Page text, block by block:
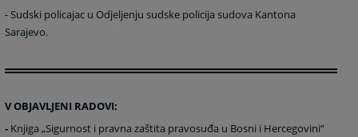
-Sudski policajac u Odjeljenju sudske policija sudova Kantona
Sarajevo.
V OBJAVLJENI RADOVI:
- Knjiga „Sigurnost i pravna zaštita pravosuđa u Bosni i Hercegovini“